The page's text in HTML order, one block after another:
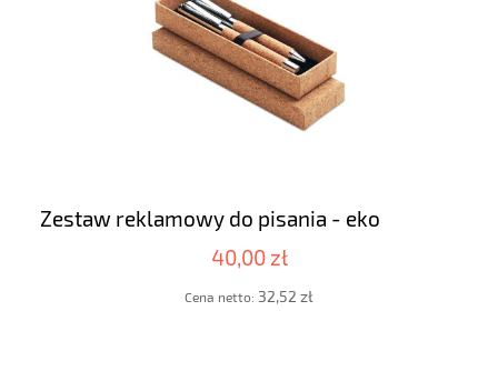
Zestaw reklamowy do pisania - eko
40,00 zł
Cena netto: 32,52 zł